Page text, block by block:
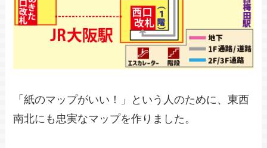
「紙のマップがいい！」という人のために、東西
南北にも忠実なマップを作りました。